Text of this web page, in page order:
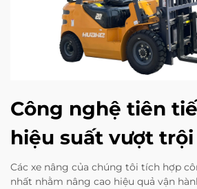
Công nghệ tiên
hiệu suất vượt trội
Các xe nâng của chúng tôi tích hợp
nhất nhằm nâng cao hiệu quả vận